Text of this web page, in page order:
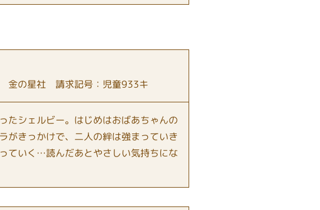
の星社 請求記号：児童933キ
たシェルビー。はじめはおばあちゃんの
がきっかけで、二人の絆は強まっていき
ていく…読んだあとやさしい気持ちにな